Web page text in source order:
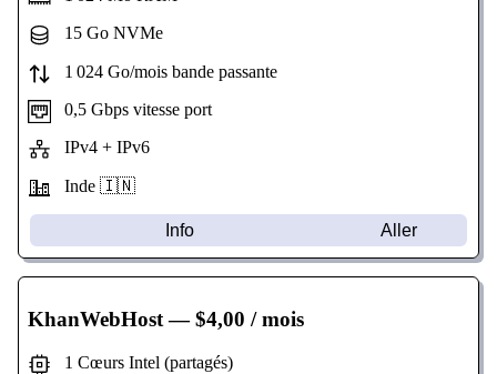
15 Go NVMe
1 024 Go/mois bande passante
0,5 Gbps vitesse port
IPv4 + IPv6
Inde 🇮🇳
Info Aller
KhanWebHost— $4,00 / mois
1 Cœurs Intel (partagés)